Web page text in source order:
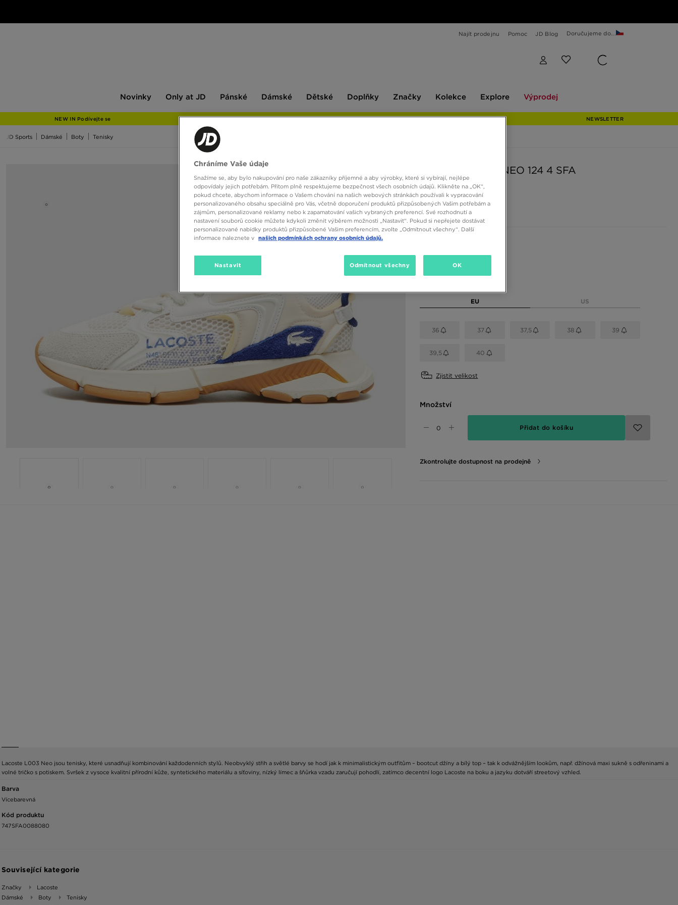
Najít prodejnu Pomoc JD Blog Doručujeme do...
Novinky
JD
Only at JD Pánské Dámské Dětské Doplňky Značky Kolekce Explore Výprodej
NEW IN Podívejte se BESTSELLERS NEWSLETTER
JD Sports Dámské Boty Tenisky
LACOSTE L003 NEO 124 4 SFA
1690 Kč
Vícebarevná
EU US
36 37 37,5 38 39
39,5 40
Zjistit velikost
Množství
Přidat do košíku
Zkontrolujte dostupnost na prodejně
Lacoste L003 Neo jsou tenisky, které usnadňují kombinování každodenních stylů. Neobvyklý střih a světlé barvy se hodí jak k minimalistickým outfitům – bootcut džíny a bílý top – tak k odvážnějším lookům, např. džínová maxi sukně s odřeninami a
volné tričko s potiskem. Svršek z vysoce kvalitní přírodní kůže, syntetického materiálu a síťoviny, nízký límec a šňůrka vzadu zaručují pohodlí, zatímco decentní logo Lacoste na boku a jazyku dotváří streetový vzhled.
Barva
Vícebarevná
Kód produktu
747SFA0088080
Související kategorie
Značky
Lacoste
Dámské
Boty
Tenisky
Chráníme Vaše údaje
Snažíme se, aby bylo nakupování pro naše zákazníky příjemné a aby výrobky, které si vybírají, nejlépe
odpovídaly jejich potřebám. Přitom plně respektujeme bezpečnost všech osobních údajů. Klikněte na „OK“,
pokud chcete, abychom informace o Vašem chování na našich webových stránkách používali k vypracování
personalizovaného obsahu speciálně pro Vás, včetně doporučení produktů přizpůsobených Vašim potřebám a
zájmům, personalizované reklamy nebo k zapamatování vašich vybraných preferencí. Své rozhodnutí a
nastavení souborů cookie můžete kdykoli změnit výběrem možnosti „Nastavit“. Pokud si nepřejete dostávat
personalizované nabídky produktů přizpůsobené Vašim preferencím, zvolte „Odmítnout všechny“. Další
informace naleznete v našich podmínkách ochrany osobních údajů.
Nastavit Odmítnout všechny OK